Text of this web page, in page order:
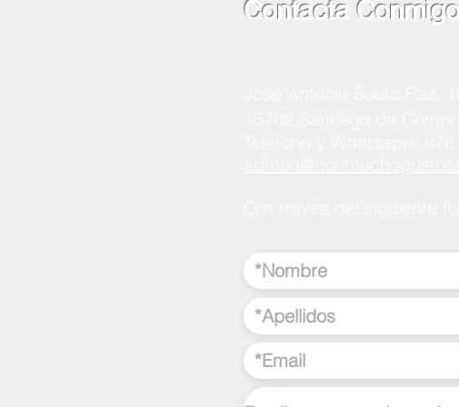
Contacta Conmigo